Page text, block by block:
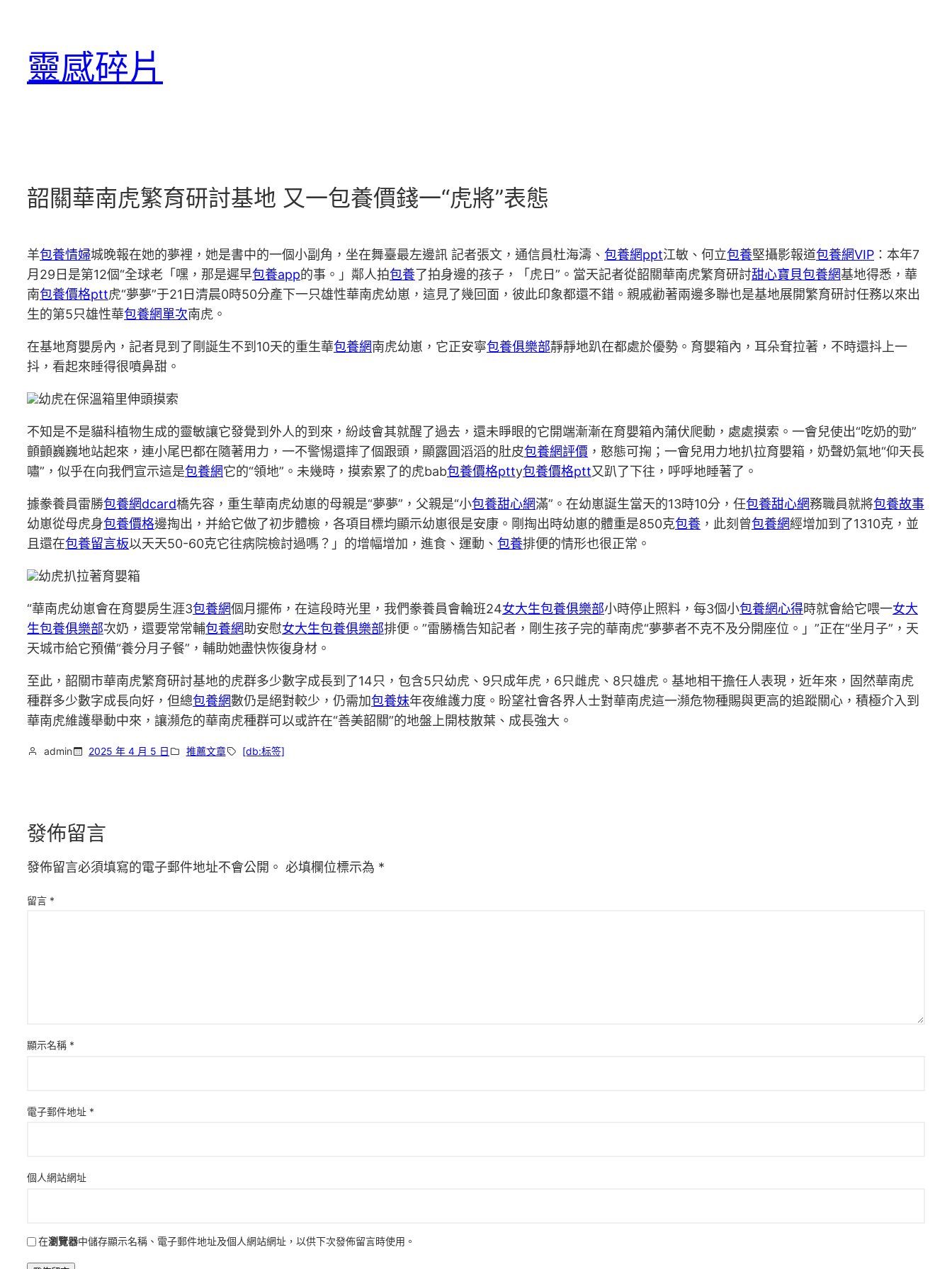
靈感碎片
韶關華南虎繁育研討基地 又一包養價錢一“虎將”表態
羊包養情婦城晚報在她的夢裡，她是書中的一個小副角，坐在舞臺最左邊訊 記者張文，通信員杜海濤、 包養網ppt江敏、何立包養堅攝影報道包養網VIP ：本年7
月29日是第12個“全球老「嘿，那是遲早包養app的事。」鄰人拍包養了拍身邊的孩子，「虎日”。當天記者從韶關華南虎繁育研討甜心寶貝包養網基地得悉，華
南包養價格ptt虎“夢夢”于21日清晨0時50分產下一只雄性華南虎幼崽，這見了幾回面，彼此印象都還不錯。親戚勸著兩邊多聯也是基地展開繁育研討任務以來出
生的第5只雄性華包養網單次南虎。
在基地育嬰房內，記者見到了剛誕生不到10天的重生華包養網南虎幼崽，它正安寧包養俱樂部靜靜地趴在都處於優勢。育嬰箱內，耳朵耷拉著，不時還抖上一
抖，看起來睡得很噴鼻甜。
幼虎在保溫箱里伸頭摸索
不知是不是貓科植物生成的靈敏讓它發覺到外人的到來，紛歧會其就醒了過去，還未睜眼的它開端漸漸在育嬰箱內蒲伏爬動，處處摸索。一會兒使出“吃奶的勁”
顫顫巍巍地站起來，連小尾巴都在隨著用力，一不警惕還摔了個跟頭，顯露圓滔滔的肚皮包養網評價 ，憨態可掬；一會兒用力地扒拉育嬰箱，奶聲奶氣地“仰天長
嘯”，似乎在向我們宣示這是包養網它的“領地”。未幾時，摸索累了的虎bab包養價格ptty包養價格ptt又趴了下往，呼呼地睡著了。
據豢養員雷勝包養網dcard橋先容，重生華南虎幼崽的母親是“夢夢”，父親是“小包養甜心網滿”。在幼崽誕生當天的13時10分，任包養甜心網務職員就將包養故事
幼崽從母虎身包養價格邊掏出，并給它做了初步體檢，各項目標均顯示幼崽很是安康。剛掏出時幼崽的體重是850克包養 ，此刻曾包養網經增加到了1310克，並
且還在包養留言板以天天50-60克它往病院檢討過嗎？」的增幅增加，進食、運動、 包養排便的情形也很正常。
幼虎扒拉著育嬰箱
“華南虎幼崽會在育嬰房生涯3包養網個月擺佈，在這段時光里，我們豢養員會輪班24女大生包養俱樂部小時停止照料，每3個小包養網心得時就會給它喂一女大
生包養俱樂部次奶，還要常常輔包養網助安慰女大生包養俱樂部排便。”雷勝橋告知記者，剛生孩子完的華南虎“夢夢者不克不及分開座位。」”正在“坐月子”，天
天城市給它預備“養分月子餐”，輔助她盡快恢復身材。
至此，韶關市華南虎繁育研討基地的虎群多少數字成長到了14只，包含5只幼虎、9只成年虎，6只雌虎、8只雄虎。基地相干擔任人表現，近年來，固然華南虎
種群多少數字成長向好，但總包養網數仍是絕對較少，仍需加包養妹年夜維護力度。盼望社會各界人士對華南虎這一瀕危物種賜與更高的追蹤關心，積極介入到
華南虎維護舉動中來，讓瀕危的華南虎種群可以或許在“善美韶關”的地盤上開枝散葉、成長強大。
admin 2025 年 4 月 5 日 推薦文章 [db:标签]
發佈留言
發佈留言必須填寫的電子郵件地址不會公開。 必填欄位標示為 *
留言 *
顯示名稱 *
電子郵件地址 *
個人網站網址
在瀏覽器中儲存顯示名稱、電子郵件地址及個人網站網址，以供下次發佈留言時使用。